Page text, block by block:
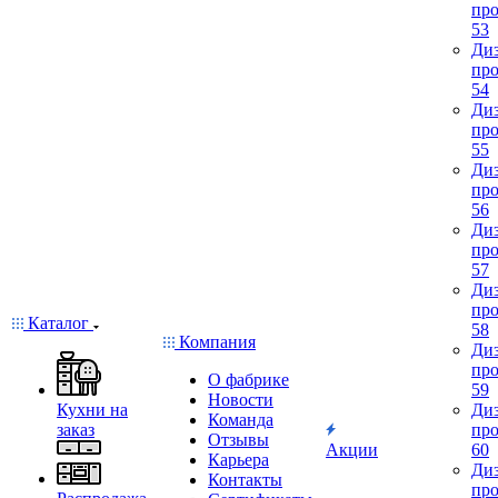
Каталог
Кухни на
заказ
Компания
О фабрике
Новости
Команда
Отзывы
Карьера
Контакты
Акции
53
54
55
56
57
58
59
60